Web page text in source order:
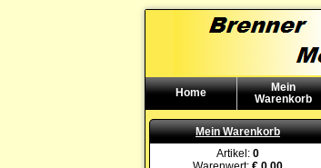
Home
Mein
Warenkorb
Mein Warenkorb
Artikel: 0